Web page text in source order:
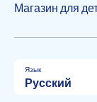
Магазин для
Язык
Русский